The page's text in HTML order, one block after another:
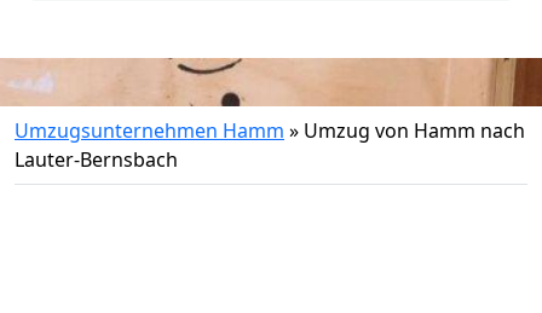
Umzugsunternehmen Hamm » Umzug von Hamm nach
Lauter-Bernsbach